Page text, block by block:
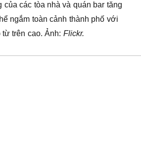
của các tòa nhà và quán bar tăng
ngắm toàn cảnh thành phố với
trên cao. Ảnh: Flickr.